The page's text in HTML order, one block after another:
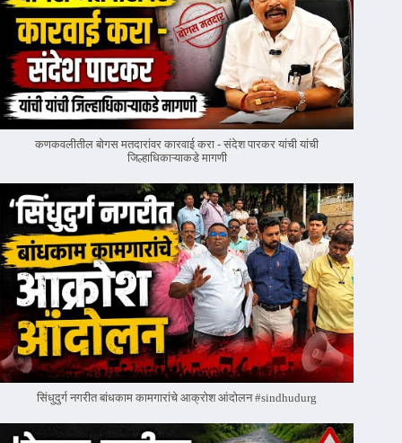
कणकवलीतील बोगस मतदारांवर‌ कारवाई करा - संदेश पारकर यांची यांची
जिल्हाधिकाऱ्याकडे मागणी
सिंधुदुर्ग नगरीत बांधकाम कामगारांचे आक्रोश आंदोलन #sindhudurg